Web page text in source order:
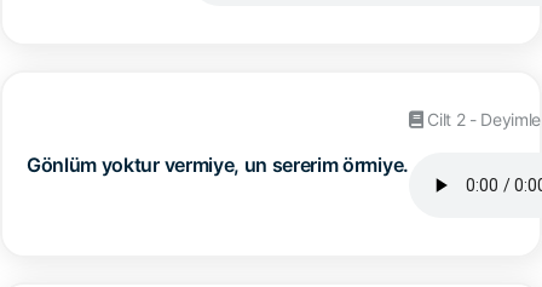
Gönlüm yoktur vermiye, un sererim örmiye.
Cilt 2 -